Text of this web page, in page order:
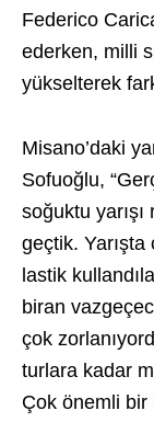
Federico
ederken, milli
yükselterek
Misano’daki
Sofuoğlu,
soğuktu
geçtik.
lastik
biran
çok
turlara kadar
Çok önemli bir